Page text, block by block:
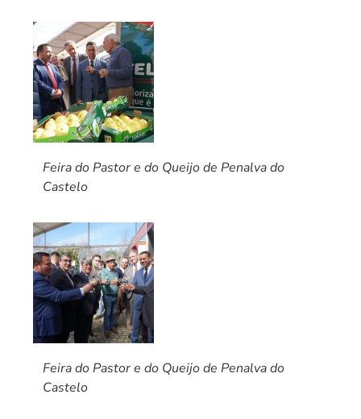
Feira do Pastor e do Queijo de Penalva do
Castelo
Feira do Pastor e do Queijo de Penalva do
Castelo